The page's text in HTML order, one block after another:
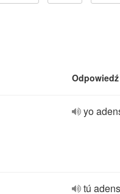
Odpowiedź
yo
tú